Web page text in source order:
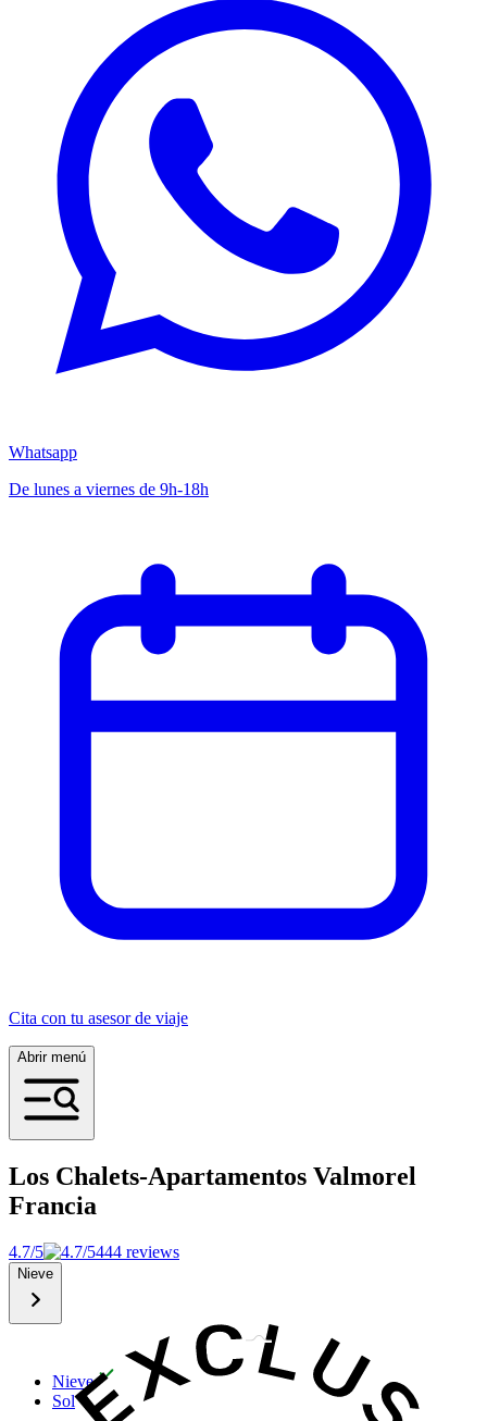
Whatsapp
De lunes a viernes de 9h-18h
Cita con tu asesor de viaje
Abrir menú
Los Chalets-Apartamentos Valmorel
Francia
4.7/5 444 reviews
Nieve
Nieve
Sol